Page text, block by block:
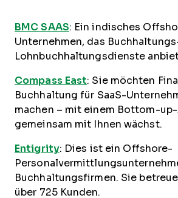
BMC SAAS: Ein indisches
Unternehmen, das
Lohnbuchhaltungsdienste
Compass East: Sie möchten
Buchhaltung für SaaS-
machen – mit einem Bottom-
gemeinsam mit Ihnen wächst.
Entigrity: Dies ist ein Offshore-
Buchhaltungsfirmen. Sie
über 725 Kunden.